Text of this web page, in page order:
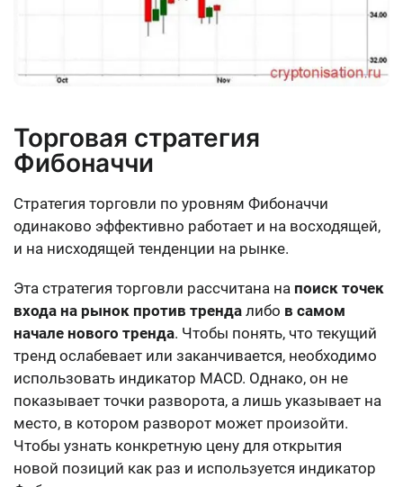
Торговая стратегия
Фибоначчи
Стратегия торговли по уровням Фибоначчи
одинаково эффективно работает и на восходящей,
и на нисходящей тенденции на рынке.
Эта стратегия торговли рассчитана на поиск точек
входа на рынок против тренда либо в самом
начале нового тренда. Чтобы понять, что текущий
тренд ослабевает или заканчивается, необходимо
использовать индикатор MACD. Однако, он не
показывает точки разворота, а лишь указывает на
место, в котором разворот может произойти.
Чтобы узнать конкретную цену для открытия
новой позиций как раз и используется индикатор